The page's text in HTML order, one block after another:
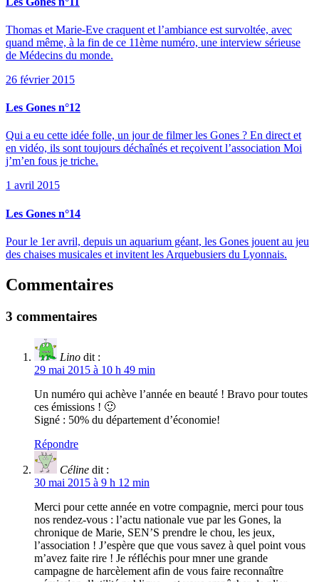
Thomas et Marie-Eve craquent et l’ambiance est survoltée, avec
quand même, à la fin de ce 11ème numéro, une interview sérieuse
de Médecins du monde.
26 février 2015
Les Gones n°12
Qui a eu cette idée folle, un jour de filmer les Gones ? En direct et
en vidéo, ils sont toujours déchaînés et reçoivent l’association Moi
j’m’en fous je triche.
1 avril 2015
Les Gones n°14
Pour le 1er avril, depuis un aquarium géant, les Gones jouent au jeu
des chaises musicales et invitent les Arquebusiers du Lyonnais.
Commentaires
3 commentaires
Lino dit :
29 mai 2015 à 10 h 49 min
Un numéro qui achève l’année en beauté ! Bravo pour toutes
ces émissions ! 🙂
Signé : 50% du département d’économie!
Répondre
Céline dit :
30 mai 2015 à 9 h 12 min
Merci pour cette année en votre compagnie, merci pour tous
nos rendez-vous : l’actu nationale vue par les Gones, la
chronique de Marie, SEN’S prendre le chou, les jeux,
l’association ! J’espère que que vous savez à quel point vous
m’avez faite rire ! Je réfléchis pour mner une grande
campagne de harcèlement afin de vous faire reconnaître